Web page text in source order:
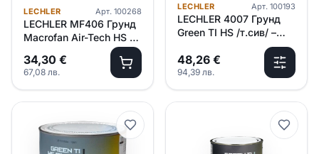
LECHLER Арт. 100268
LECHLER MF406 Грунд
Macrofan Air-Tech HS /
34,30 €
67,08 лв.
LECHLER Арт. 100193
LECHLER 4007 Грунд
Green TI HS /т.сив/ –
48,26 €
94,39 лв.